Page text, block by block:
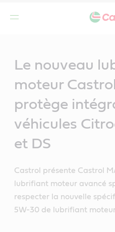
Le nouveau
moteur
protège
véhicules
et DS
Castrol présente Castrol
lubrifiant moteur avancé
respecter la nouvelle
5W-30 de lubrifiant